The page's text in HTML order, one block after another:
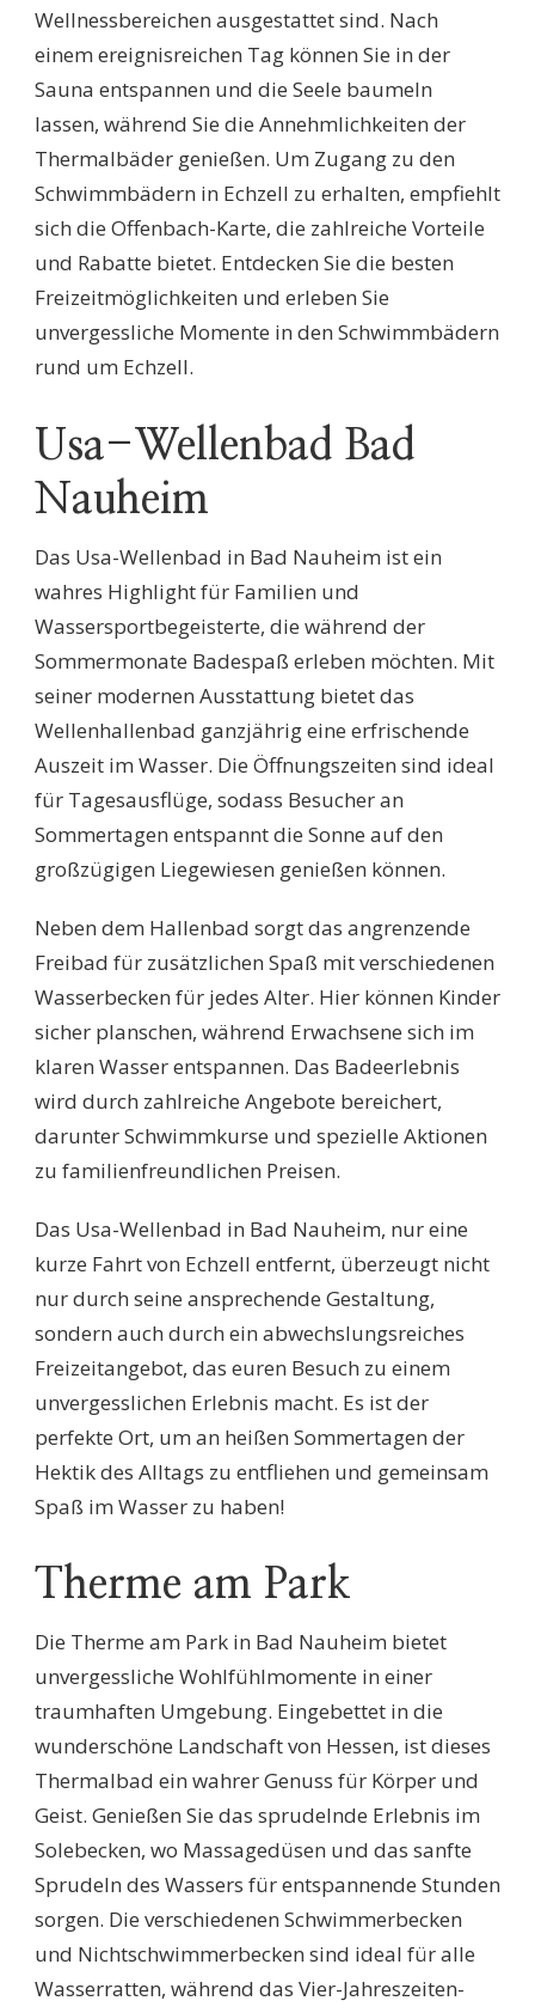
Wellnessbereichen ausgestattet sind. Nach
einem ereignisreichen Tag können Sie in der
Sauna entspannen und die Seele baumeln
lassen, während Sie die Annehmlichkeiten der
Thermalbäder genießen. Um Zugang zu den
Schwimmbädern in Echzell zu erhalten, empfiehlt
sich die Offenbach-Karte, die zahlreiche Vorteile
und Rabatte bietet. Entdecken Sie die besten
Freizeitmöglichkeiten und erleben Sie
unvergessliche Momente in den Schwimmbädern
rund um Echzell.
Usa-Wellenbad Bad
Nauheim
Das Usa-Wellenbad in Bad Nauheim ist ein
wahres Highlight für Familien und
Wassersportbegeisterte, die während der
Sommermonate Badespaß erleben möchten. Mit
seiner modernen Ausstattung bietet das
Wellenhallenbad ganzjährig eine erfrischende
Auszeit im Wasser. Die Öffnungszeiten sind ideal
für Tagesausflüge, sodass Besucher an
Sommertagen entspannt die Sonne auf den
großzügigen Liegewiesen genießen können.
Neben dem Hallenbad sorgt das angrenzende
Freibad für zusätzlichen Spaß mit verschiedenen
Wasserbecken für jedes Alter. Hier können Kinder
sicher planschen, während Erwachsene sich im
klaren Wasser entspannen. Das Badeerlebnis
wird durch zahlreiche Angebote bereichert,
darunter Schwimmkurse und spezielle Aktionen
zu familienfreundlichen Preisen.
Das Usa-Wellenbad in Bad Nauheim, nur eine
kurze Fahrt von Echzell entfernt, überzeugt nicht
nur durch seine ansprechende Gestaltung,
sondern auch durch ein abwechslungsreiches
Freizeitangebot, das euren Besuch zu einem
unvergesslichen Erlebnis macht. Es ist der
perfekte Ort, um an heißen Sommertagen der
Hektik des Alltags zu entfliehen und gemeinsam
Spaß im Wasser zu haben!
Therme am Park
Die Therme am Park in Bad Nauheim bietet
unvergessliche Wohlfühlmomente in einer
traumhaften Umgebung. Eingebettet in die
wunderschöne Landschaft von Hessen, ist dieses
Thermalbad ein wahrer Genuss für Körper und
Geist. Genießen Sie das sprudelnde Erlebnis im
Solebecken, wo Massagedüsen und das sanfte
Sprudeln des Wassers für entspannende Stunden
sorgen. Die verschiedenen Schwimmerbecken
und Nichtschwimmerbecken sind ideal für alle
Wasserratten, während das Vier-Jahreszeiten-